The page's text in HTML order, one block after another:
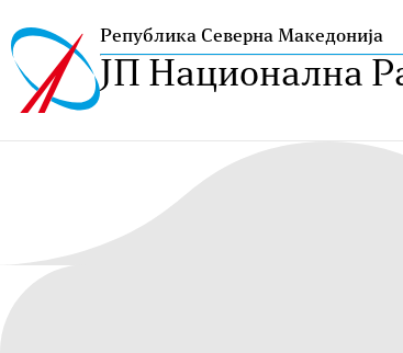
Република Северна Македонија
ЈП Национална